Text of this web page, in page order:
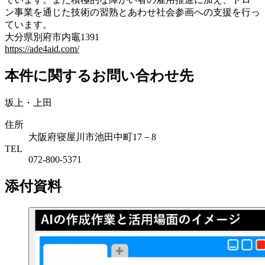
ン事業を通じた技術の習熟とあわせ社会参画への支援を行っ
ています。
大分県別府市内竈1391
https://ade4aid.com/
本件に関するお問い合わせ先
坂上・上田
住所
大阪府寝屋川市池田中町17－8
TEL
072-800-5371
添付資料